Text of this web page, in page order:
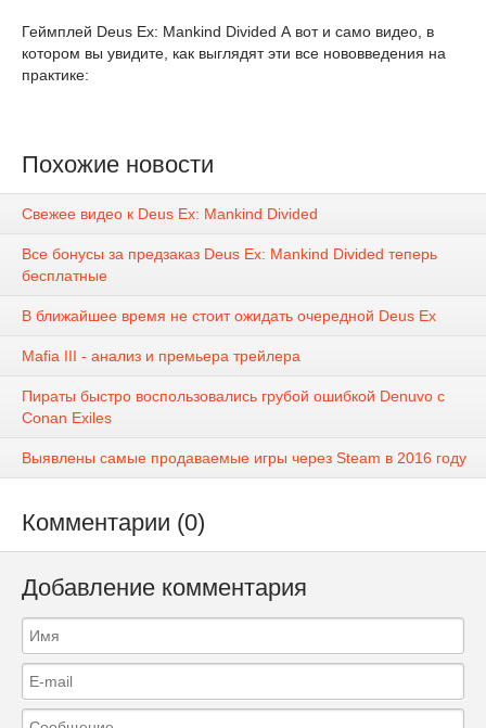
Геймплей Deus Ex: Mankind Divided А вот и само видео, в
котором вы увидите, как выглядят эти все нововведения на
практике:
Похожие новости
Свежее видео к Deus Ex: Mankind Divided
Все бонусы за предзаказ Deus Ex: Mankind Divided теперь
бесплатные
В ближайшее время не стоит ожидать очередной Deus Ex
Mafia III - анализ и премьера трейлера
Пираты быстро воспользовались грубой ошибкой Denuvo с
Conan Exiles
Выявлены самые продаваемые игры через Steam в 2016 году
Комментарии (0)
Добавление комментария